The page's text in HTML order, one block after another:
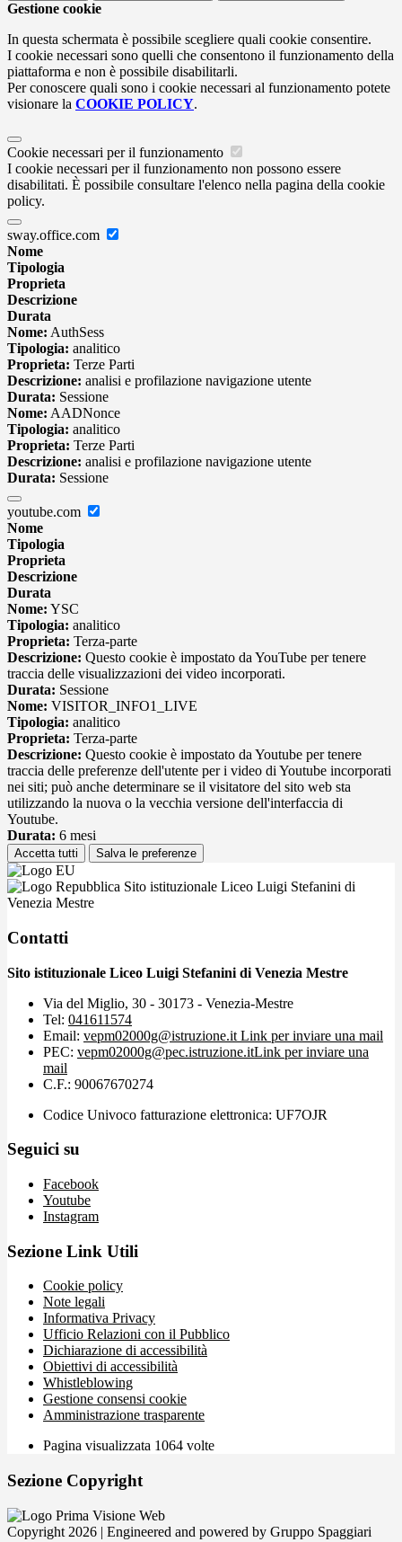
Gestione cookie
In questa schermata è possibile scegliere quali cookie consentire.
I cookie necessari sono quelli che consentono il funzionamento della
piattaforma e non è possibile disabilitarli.
Per conoscere quali sono i cookie necessari al funzionamento potete
visionare la COOKIE POLICY.
Cookie necessari per il funzionamento
I cookie necessari per il funzionamento non possono essere
disabilitati. È possibile consultare l'elenco nella pagina della cookie
policy.
sway.office.com
Nome
Tipologia
Proprieta
Descrizione
Durata
Nome: AuthSess
Tipologia: analitico
Proprieta: Terze Parti
Descrizione: analisi e profilazione navigazione utente
Durata: Sessione
Nome: AADNonce
Tipologia: analitico
Proprieta: Terze Parti
Descrizione: analisi e profilazione navigazione utente
Durata: Sessione
youtube.com
Nome
Tipologia
Proprieta
Descrizione
Durata
Nome: YSC
Tipologia: analitico
Proprieta: Terza-parte
Descrizione: Questo cookie è impostato da YouTube per tenere
traccia delle visualizzazioni dei video incorporati.
Durata: Sessione
Nome: VISITOR_INFO1_LIVE
Tipologia: analitico
Proprieta: Terza-parte
Descrizione: Questo cookie è impostato da Youtube per tenere
traccia delle preferenze dell'utente per i video di Youtube incorporati
nei siti; può anche determinare se il visitatore del sito web sta
utilizzando la nuova o la vecchia versione dell'interfaccia di
Youtube.
Durata: 6 mesi
Accetta tutti Salva le preferenze
Sito istituzionale Liceo Luigi Stefanini di
Venezia Mestre
Contatti
Sito istituzionale Liceo Luigi Stefanini di Venezia Mestre
Via del Miglio, 30 - 30173 - Venezia-Mestre
Tel: 041611574
Email: vepm02000g@istruzione.it Link per inviare una mail
PEC: vepm02000g@pec.istruzione.itLink per inviare una
mail
C.F.: 90067670274
Codice Univoco fatturazione elettronica: UF7OJR
Seguici su
Facebook
Youtube
Instagram
Sezione Link Utili
Cookie policy
Note legali
Informativa Privacy
Ufficio Relazioni con il Pubblico
Dichiarazione di accessibilità
Obiettivi di accessibilità
Whistleblowing
Gestione consensi cookie
Amministrazione trasparente
Pagina visualizzata 1064 volte
Sezione Copyright
Copyright 2026 | Engineered and powered by Gruppo Spaggiari